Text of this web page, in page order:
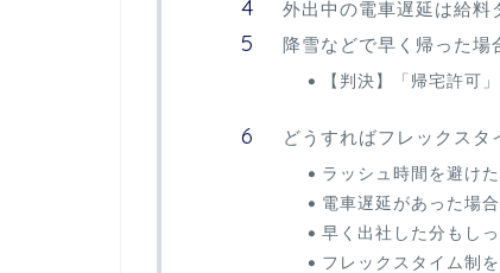
外出中の電車遅延は給料
降雪などで早く帰った場
【判決】「帰宅許可
どうすればフレックスタ
ラッシュ時間を避け
電車遅延があった場
早く出社した分もし
フレックスタイム制